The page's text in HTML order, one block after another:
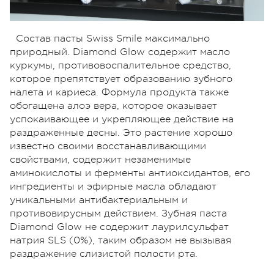
Состав пасты Swiss Smile максимально
природный. Diаmоnd Glow содержит масло
куркумы, противовоспалительное средство,
которое препятствует образованию зубного
налета и кариеса. Формула продукта также
обогащена алоэ вера, которое оказывает
успокаивающее и укрепляющее действие на
раздраженные десны. Это растение хорошо
известно своими восстанавливающими
свойствами, содержит незаменимые
аминокислоты и ферменты антиоксидантов, его
ингредиенты и эфирные масла обладают
уникальными антибактериальным и
противовирусным действием. Зубная паста
Diаmоnd Glow не содержит лаурилсульфат
натрия SLS (0%), таким образом не вызывая
раздражение слизистой полости рта.